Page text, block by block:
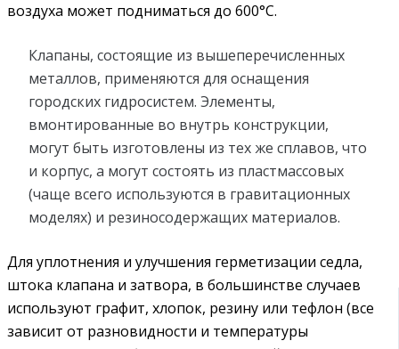
воздуха может подниматься до 600°С.
Клапаны, состоящие из вышеперечисленных
металлов, применяются для оснащения
городских гидросистем. Элементы,
вмонтированные во внутрь конструкции,
могут быть изготовлены из тех же сплавов, что
и корпус, а могут состоять из пластмассовых
(чаще всего используются в гравитационных
моделях) и резиносодержащих материалов.
Для уплотнения и улучшения герметизации седла,
штока клапана и затвора, в большинстве случаев
используют графит, хлопок, резину или тефлон (все
зависит от разновидности и температуры